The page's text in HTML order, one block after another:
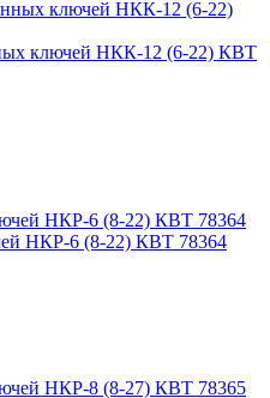
ключей НКК-12 (6-22) КВТ
НКР-6 (8-22) КВТ 78364